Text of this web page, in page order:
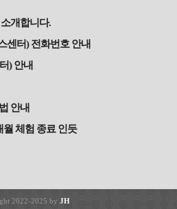
개합니다.
센터) 전화번호 안내
) 안내
안내
월 체험 종료 인듯
2022-2025 by JH